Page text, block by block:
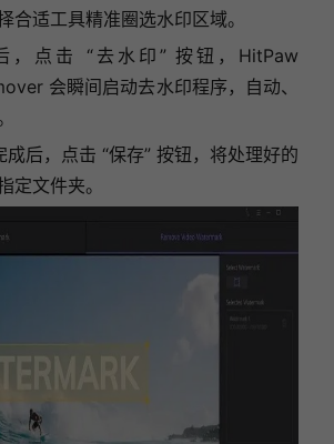
合适工具精准圈选水印区域。
，点击 “去水印” 按钮，HitPaw
会瞬间启动去水印程序，自动、
后，点击 “保存” 按钮，将处理好的
定文件夹。